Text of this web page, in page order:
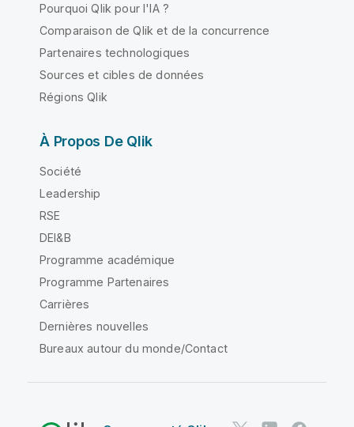
Pourquoi Qlik pour l'IA ?
Comparaison de Qlik et de la concurrence
Partenaires technologiques
Sources et cibles de données
Régions Qlik
À Propos De Qlik
Société
Leadership
RSE
DEI&B
Programme académique
Programme Partenaires
Carrières
Dernières nouvelles
Bureaux autour du monde/Contact